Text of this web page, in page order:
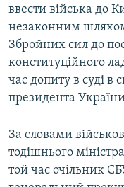
ввести війська до
незаконним
Збройних сил до
конституційного
час допиту в суді в
президента
За словами
тодішнього
той час очільник